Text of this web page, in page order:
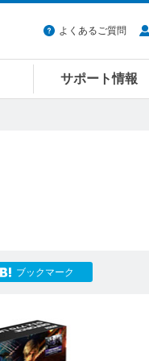
よくあるご質問
サポート情報
ブックマーク